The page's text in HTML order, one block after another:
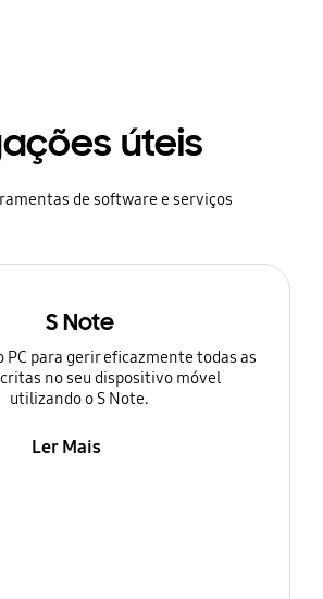
úteis
de software e serviços
S Note
PC para gerir eficazmente todas as
no seu dispositivo móvel
utilizando o S Note.
Ler Mais